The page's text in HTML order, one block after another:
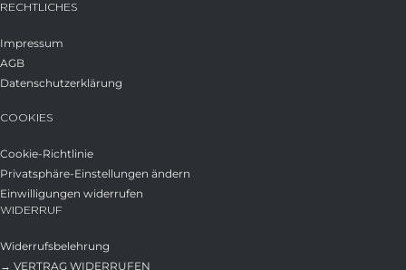
RECHTLICHES
Impressum
AGB
Datenschutzerklärung
COOKIES
Cookie-Richtlinie
Privatsphäre-Einstellungen ändern
Einwilligungen widerrufen
WIDERRUF
Widerrufsbelehrung
→ VERTRAG WIDERRUFEN